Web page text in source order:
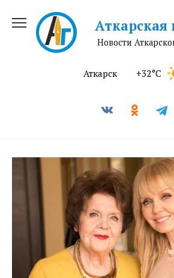
содержанию
Аткарская
Новости
Аткарск +32°C